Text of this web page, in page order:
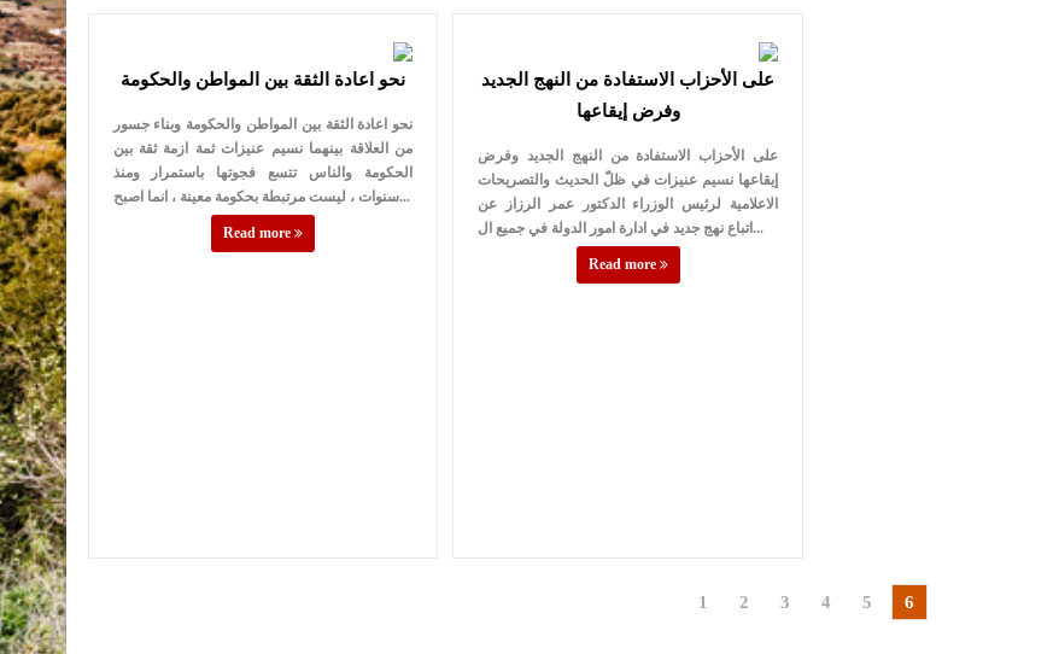
نحو اعادة الثقة بين المواطن والحكومة
نحو اعادة الثقة بين المواطن والحكومة وبناء جسور
من العلاقة بينهما نسيم عنيزات ثمة ازمة ثقة بين
الحكومة والناس تتسع فجوتها باستمرار ومنذ
سنوات ، ليست مرتبطة بحكومة معينة ، انما اصبح...
Read more
على الأحزاب الاستفادة من النهج الجديد
وفرض إيقاعها
على الأحزاب الاستفادة من النهج الجديد وفرض
إيقاعها نسيم عنيزات في ظلّ الحديث والتصريحات
الاعلامية لرئيس الوزراء الدكتور عمر الرزاز عن
اتباع نهج جديد في ادارة امور الدولة في جميع ال...
Read more
1 2 3 4 5 6